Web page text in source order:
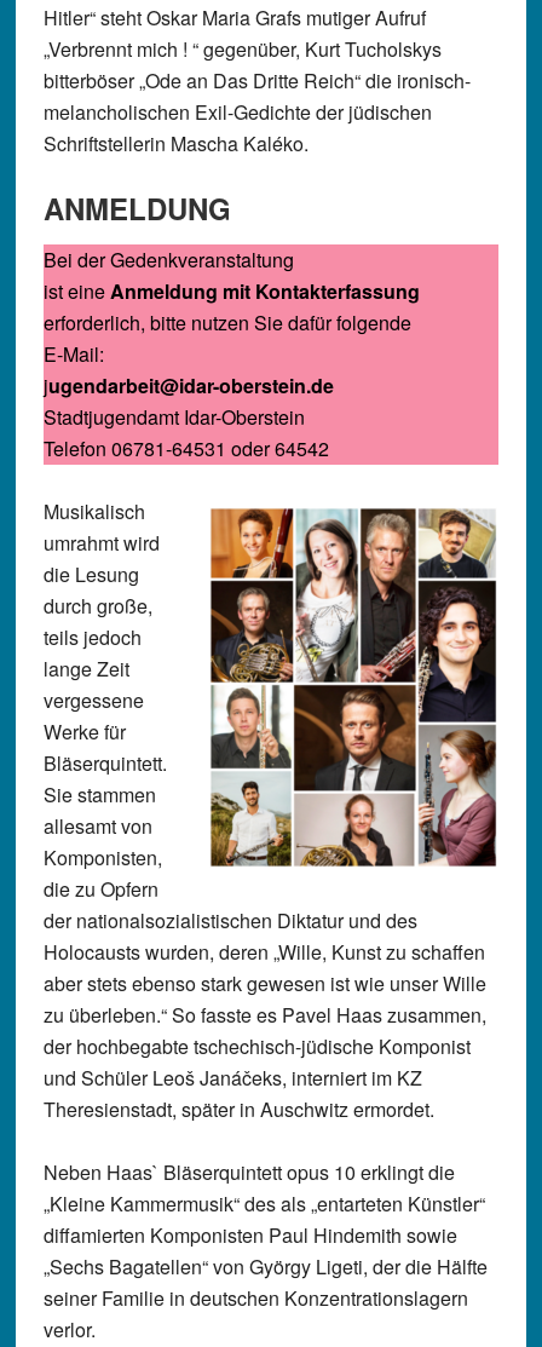
Hitler“ steht Oskar Maria Grafs mutiger Aufruf
„Verbrennt mich ! “ gegenüber, Kurt Tucholskys
bitterböser „Ode an Das Dritte Reich“ die ironisch-
melancholischen Exil-Gedichte der jüdischen
Schriftstellerin Mascha Kaléko.
ANMELDUNG
Bei der Gedenkveranstaltung
ist eineAnmeldung mit Kontakterfassung
erforderlich, bitte nutzen Sie dafür folgende
E-Mail:
jugendarbeit@idar-oberstein.de
Stadtjugendamt Idar-Oberstein
Telefon 06781-64531 oder 64542
Musikalisch
umrahmt wird
die Lesung
durch große,
teils jedoch
lange Zeit
vergessene
Werke für
Bläserquintett.
Sie stammen
allesamt von
Komponisten,
die zu Opfern
der nationalsozialistischen Diktatur und des
Holocausts wurden, deren „Wille, Kunst zu schaffen
aber stets ebenso stark gewesen ist wie unser Wille
zu überleben.“ So fasste es Pavel Haas zusammen,
der hochbegabte tschechisch-jüdische Komponist
und Schüler Leoš Janáčeks, interniert im KZ
Theresienstadt, später in Auschwitz ermordet.
Neben Haas` Bläserquintett opus 10 erklingt die
„Kleine Kammermusik“ des als „entarteten Künstler“
diffamierten Komponisten Paul Hindemith sowie
„Sechs Bagatellen“ von György Ligeti, der die Hälfte
seiner Familie in deutschen Konzentrationslagern
verlor.